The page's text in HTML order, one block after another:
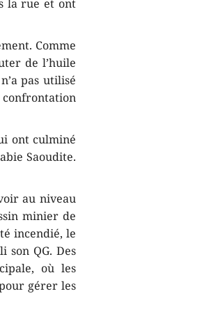
la rue et ont
Comme
de l’huile
pas utilisé
ont culminé
Saoudite.
au niveau
minier de
incendié, le
QG. Des
où les
gérer les